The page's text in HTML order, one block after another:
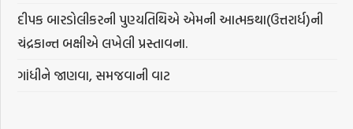
દીપક બારડોલીકરની પુણ્યતિથિએ એમની આત્મકથા(ઉત્તરાર્ધ)ની
ચંદ્રકાન્ત બક્ષીએ લખેલી પ્રસ્તાવના.
ગાંધીને જાણવા, સમજવાની વાટ